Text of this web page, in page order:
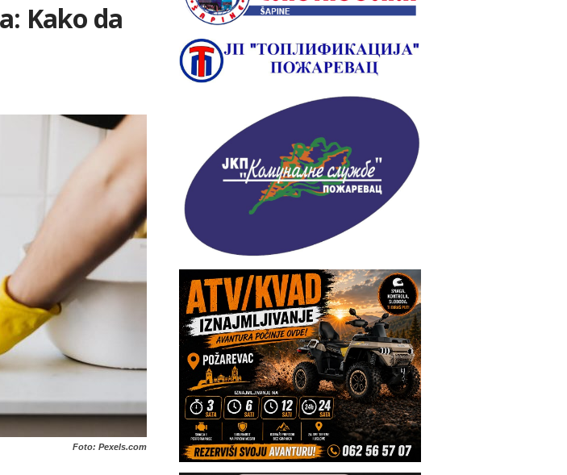
Kako da
Foto: Pexels.com